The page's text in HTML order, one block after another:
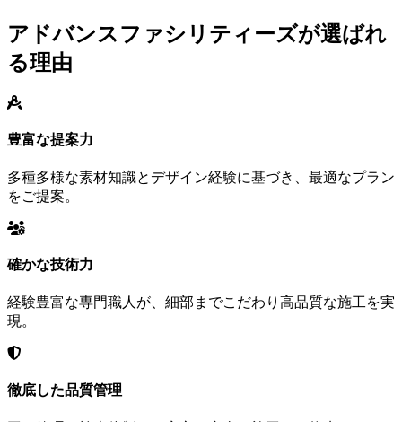
アドバンスファシリティーズが選ばれ
る理由
豊富な提案力
多種多様な素材知識とデザイン経験に基づき、最適なプラン
をご提案。
確かな技術力
経験豊富な専門職人が、細部までこだわり高品質な施工を実
現。
徹底した品質管理